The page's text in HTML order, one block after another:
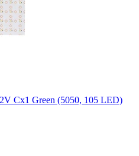
Cx1 Green (5050, 105 LED)